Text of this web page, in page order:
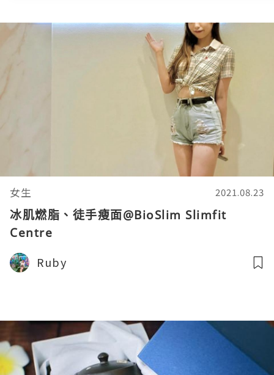
女生 2021.08.23
冰肌燃脂、徒手瘦面@BioSlim Slimfit
Centre
Ruby